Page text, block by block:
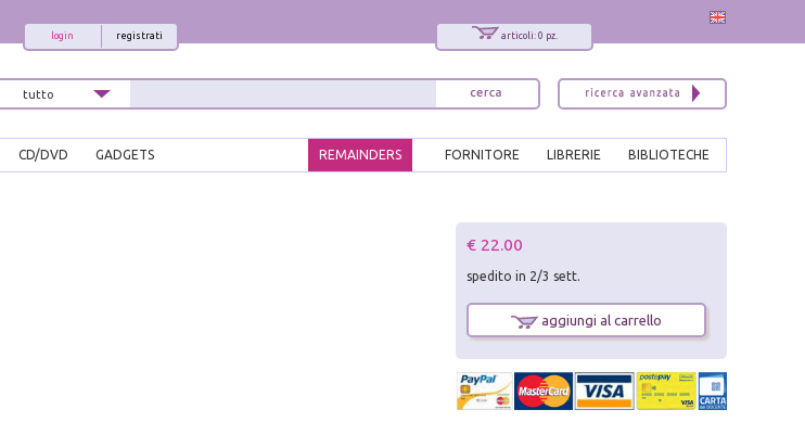
articoli: 0 pz.
registrati
login
CD/DVD GADGETS BIBLIOTECHE
LIBRERIE
FORNITORE
REMAINDERS
€ 22.00
spedito in 2/3 sett.
aggiungi al carrello
x
Interessato ai nostri libri?
Sarai informato delle nostre novità, potrai
comunque cancellarti quando desideri.
modulo di iscrizione